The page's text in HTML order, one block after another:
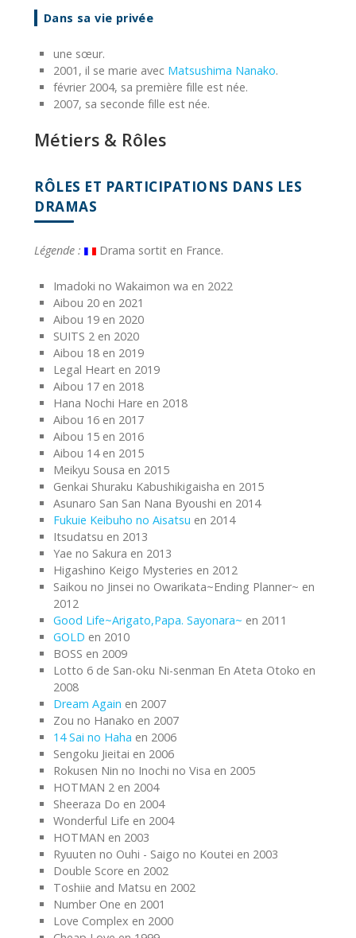
Dans sa vie privée
une sœur.
2001, il se marie avec Matsushima Nanako.
février 2004, sa première fille est née.
2007, sa seconde fille est née.
Métiers & Rôles
RÔLES ET PARTICIPATIONS DANS LES
DRAMAS
Légende : Drama sortit en France.
Imadoki no Wakaimon wa en 2022
Aibou 20 en 2021
Aibou 19 en 2020
SUITS 2 en 2020
Aibou 18 en 2019
Legal Heart en 2019
Aibou 17 en 2018
Hana Nochi Hare en 2018
Aibou 16 en 2017
Aibou 15 en 2016
Aibou 14 en 2015
Meikyu Sousa en 2015
Genkai Shuraku Kabushikigaisha en 2015
Asunaro San San Nana Byoushi en 2014
Fukuie Keibuho no Aisatsu en 2014
Itsudatsu en 2013
Yae no Sakura en 2013
Higashino Keigo Mysteries en 2012
Saikou no Jinsei no Owarikata~Ending Planner~ en
2012
Good Life~Arigato,Papa. Sayonara~ en 2011
GOLD en 2010
BOSS en 2009
Lotto 6 de San-oku Ni-senman En Ateta Otoko en
2008
Dream Again en 2007
Zou no Hanako en 2007
14 Sai no Haha en 2006
Sengoku Jieitai en 2006
Rokusen Nin no Inochi no Visa en 2005
HOTMAN 2 en 2004
Sheeraza Do en 2004
Wonderful Life en 2004
HOTMAN en 2003
Ryuuten no Ouhi - Saigo no Koutei en 2003
Double Score en 2002
Toshiie and Matsu en 2002
Number One en 2001
Love Complex en 2000